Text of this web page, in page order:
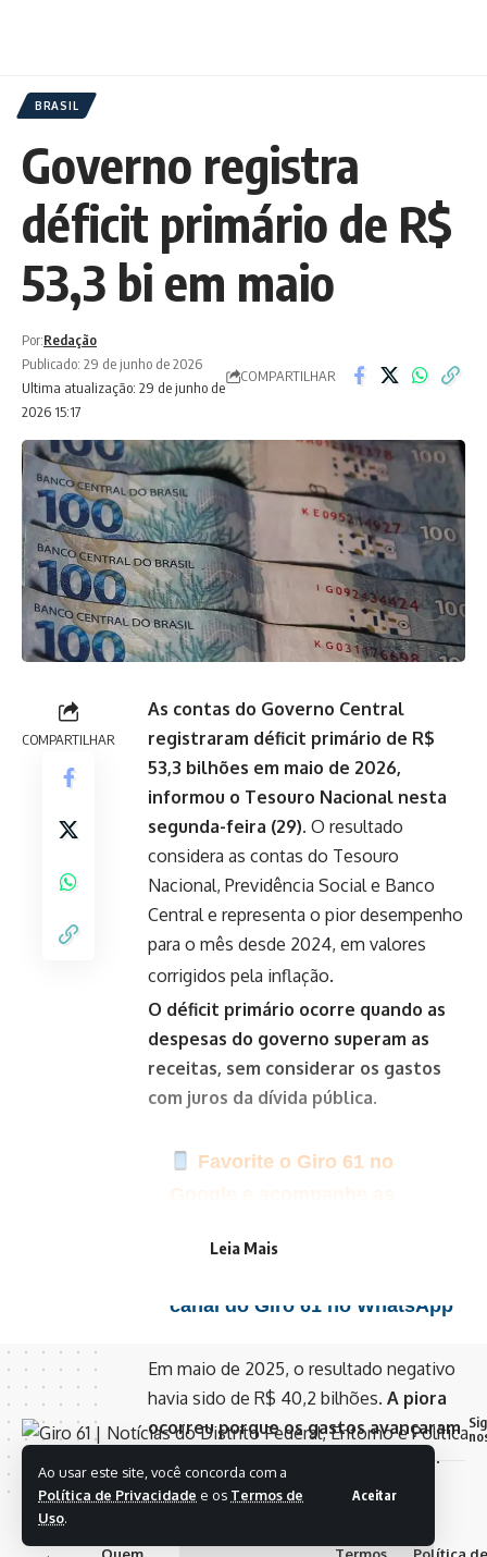
Ao usar este site, você concorda com a
Política de Privacidade e os Termos de
Uso.
Aceitar
BRASIL
Governo registra
déficit primário de R$
53,3 bi em maio
Ultima atualização: 29 de junho de
2026 15:17
Por:Redação
Publicado: 29 de junho de 2026
COMPARTILHAR
COMPARTILHAR
As contas do Governo Central
registraram déficit primário de R$
53,3 bilhões em maio de 2026,
informou o Tesouro Nacional nesta
segunda-feira (29). O resultado
considera as contas do Tesouro
Nacional, Previdência Social e Banco
Central e representa o pior desempenho
para o mês desde 2024, em valores
corrigidos pela inflação.
O déficit primário ocorre quando as
despesas do governo superam as
receitas, sem considerar os gastos
com juros da dívida pública.
Favorite o Giro 61 no
canal do Giro 61 no WhatsApp
Em maio de 2025, o resultado negativo
havia sido de R$ 40,2 bilhões. A piora
ocorreu porque os gastos avançaram
em ritmo maior que a arrecadação.
- Publicidade -
Leia Mais
© 2018 -
2025 Giro
61, Todos